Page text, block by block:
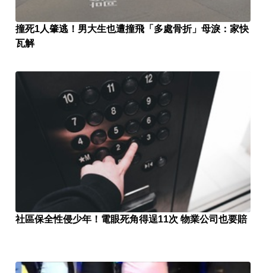
撞死1人肇逃！男大生也遭撞飛「多處骨折」母淚：家快
瓦解
社區保全性侵少年！電眼死角得逞11次 物業公司也要賠